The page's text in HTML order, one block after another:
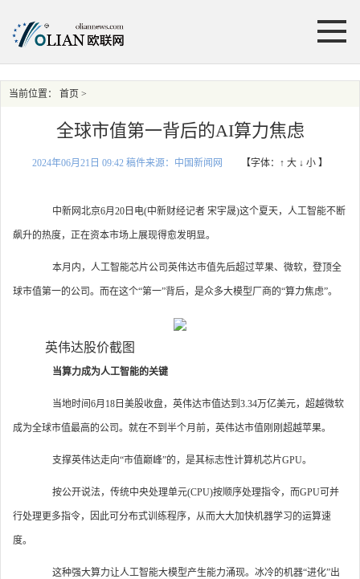
当前位置： 首页 >
全球市值第一背后的AI算力焦虑
2024年06月21日 09:42 稿件来源：中国新闻网 【字体： ↑ 大 ↓ 小 】
中新网北京6月20日电(中新财经记者 宋宇晟)这个夏天，人工智能不断
飙升的热度，正在资本市场上展现得愈发明显。
本月内，人工智能芯片公司英伟达市值先后超过苹果、微软，登顶全
球市值第一的公司。而在这个“第一”背后，是众多大模型厂商的“算力焦虑”。
英伟达股价截图
当算力成为人工智能的关键
当地时间6月18日美股收盘，英伟达市值达到3.34万亿美元，超越微软
成为全球市值最高的公司。就在不到半个月前，英伟达市值刚刚超越苹果。
支撑英伟达走向“市值巅峰”的，是其标志性计算机芯片GPU。
按公开说法，传统中央处理单元(CPU)按顺序处理指令，而GPU可并
行处理更多指令，因此可分布式训练程序，从而大大加快机器学习的运算速
度。
这种强大算力让人工智能大模型产生能力涌现。冰冷的机器“进化”出